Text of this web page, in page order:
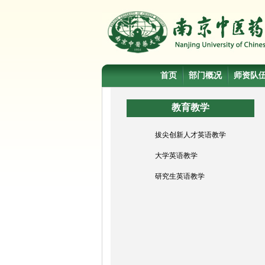
首页 部门概况 师资队
教育教学
拔尖创新人才英语教学
大学英语教学
研究生英语教学